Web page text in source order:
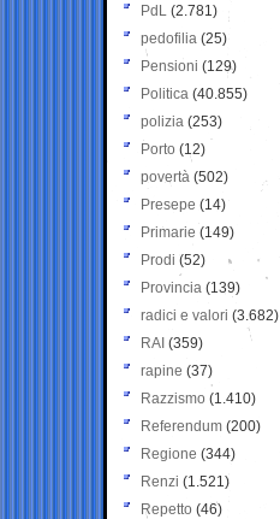
PdL (2.781)
pedofilia (25)
Pensioni (129)
Politica (40.855)
polizia (253)
Porto (12)
povertà (502)
Presepe (14)
Primarie (149)
Prodi (52)
Provincia (139)
radici e valori (3.682)
RAI (359)
rapine (37)
Razzismo (1.410)
Referendum (200)
Regione (344)
Renzi (1.521)
Repetto (46)